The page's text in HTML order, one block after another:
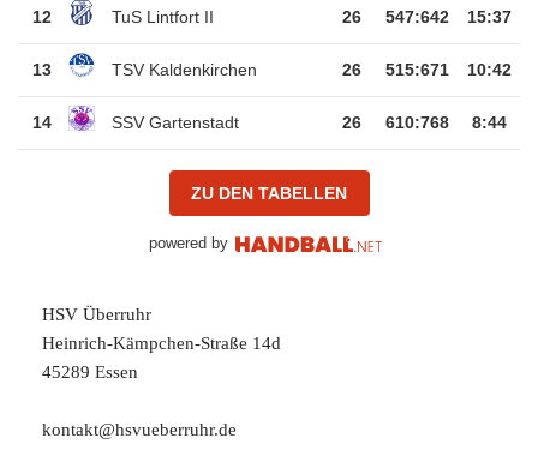
12 TuS Lintfort II 26 547:642 15:37
13 TSV Kaldenkirchen 26 515:671 10:42
14 SSV Gartenstadt 26 610:768 8:44
ZU DEN TABELLEN
powered by
HSV Überruhr
Heinrich-Kämpchen-Straße 14d
45289 Essen
kontakt@hsvueberruhr.de